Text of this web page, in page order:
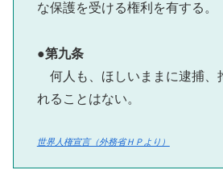
な保護を受ける権利を有する。
●第九条
何人も、ほしいままに逮捕、
れることはない。
世界人権宣言（外務省ＨＰより）